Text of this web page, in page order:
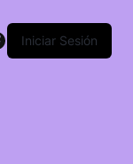
Iniciar Sesión